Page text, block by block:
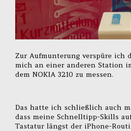
Zur Aufmunterung verspüre ich
mich an einer anderen Station
dem NOKIA 3210 zu messen.
Das hatte ich schließlich auch
dass meine Schnelltipp-Skills
Tastatur längst der iPhone-